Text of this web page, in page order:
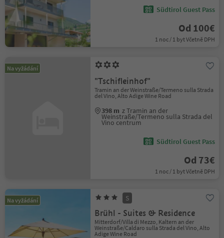
Südtirol Guest Pass
Od 100€
1 noc / 1 byt Včetně DPH
Na vyžádání
"Tschifleinhof"
Tramin an der Weinstraße/Termeno sulla Strada
del Vino, Alto Adige Wine Road
398 m z Tramin an der
Weinstraße/Termeno sulla Strada del
Vino centrum
Südtirol Guest Pass
Od 73€
1 noc / 1 byt Včetně DPH
Na vyžádání S
Brühl - Suites & Residence
Mitterdorf/Villa di Mezzo, Kaltern an der
Weinstraße/Caldaro sulla Strada del Vino, Alto
Adige Wine Road